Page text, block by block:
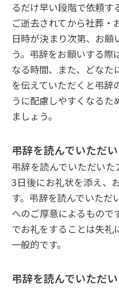
るだけ早い段階で依頼す
ご逝去されてから社葬・
日時が決まり次第、お願
う。弔辞をお願いする際
なる時間、また、どなた
を伝えていただくと弔辞
うに配慮しやすくなるた
ましょう。
弔辞を読んでいただ
弔辞を読んでいただい
3日後にお礼状を添え、
す。弔辞を読んでいただ
へのご厚意によるもので
でお礼をすることは失礼
一般的です。
弔辞を読んでいただ